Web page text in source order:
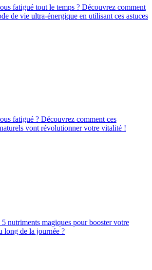
fatigué tout le temps ? Découvrez comment
de vie ultra-énergique en utilisant ces astuces
fatigué ? Découvrez comment ces
vont révolutionner votre vitalité !
5 nutriments magiques pour booster votre
long de la journée ?